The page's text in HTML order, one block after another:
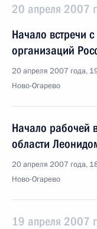
20 апреля 2007
Начало встречи
организаций
20 апреля 2007 года,
Ново-Огарево
Начало рабочей
области
20 апреля 2007 года,
Ново-Огарево
19 апреля 2007